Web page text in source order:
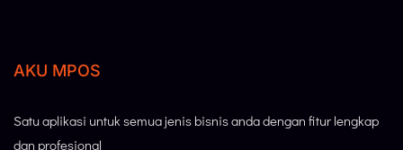
AKU MPOS
Satu aplikasi untuk semua jenis bisnis anda dengan fitur lengkap
dan profesional